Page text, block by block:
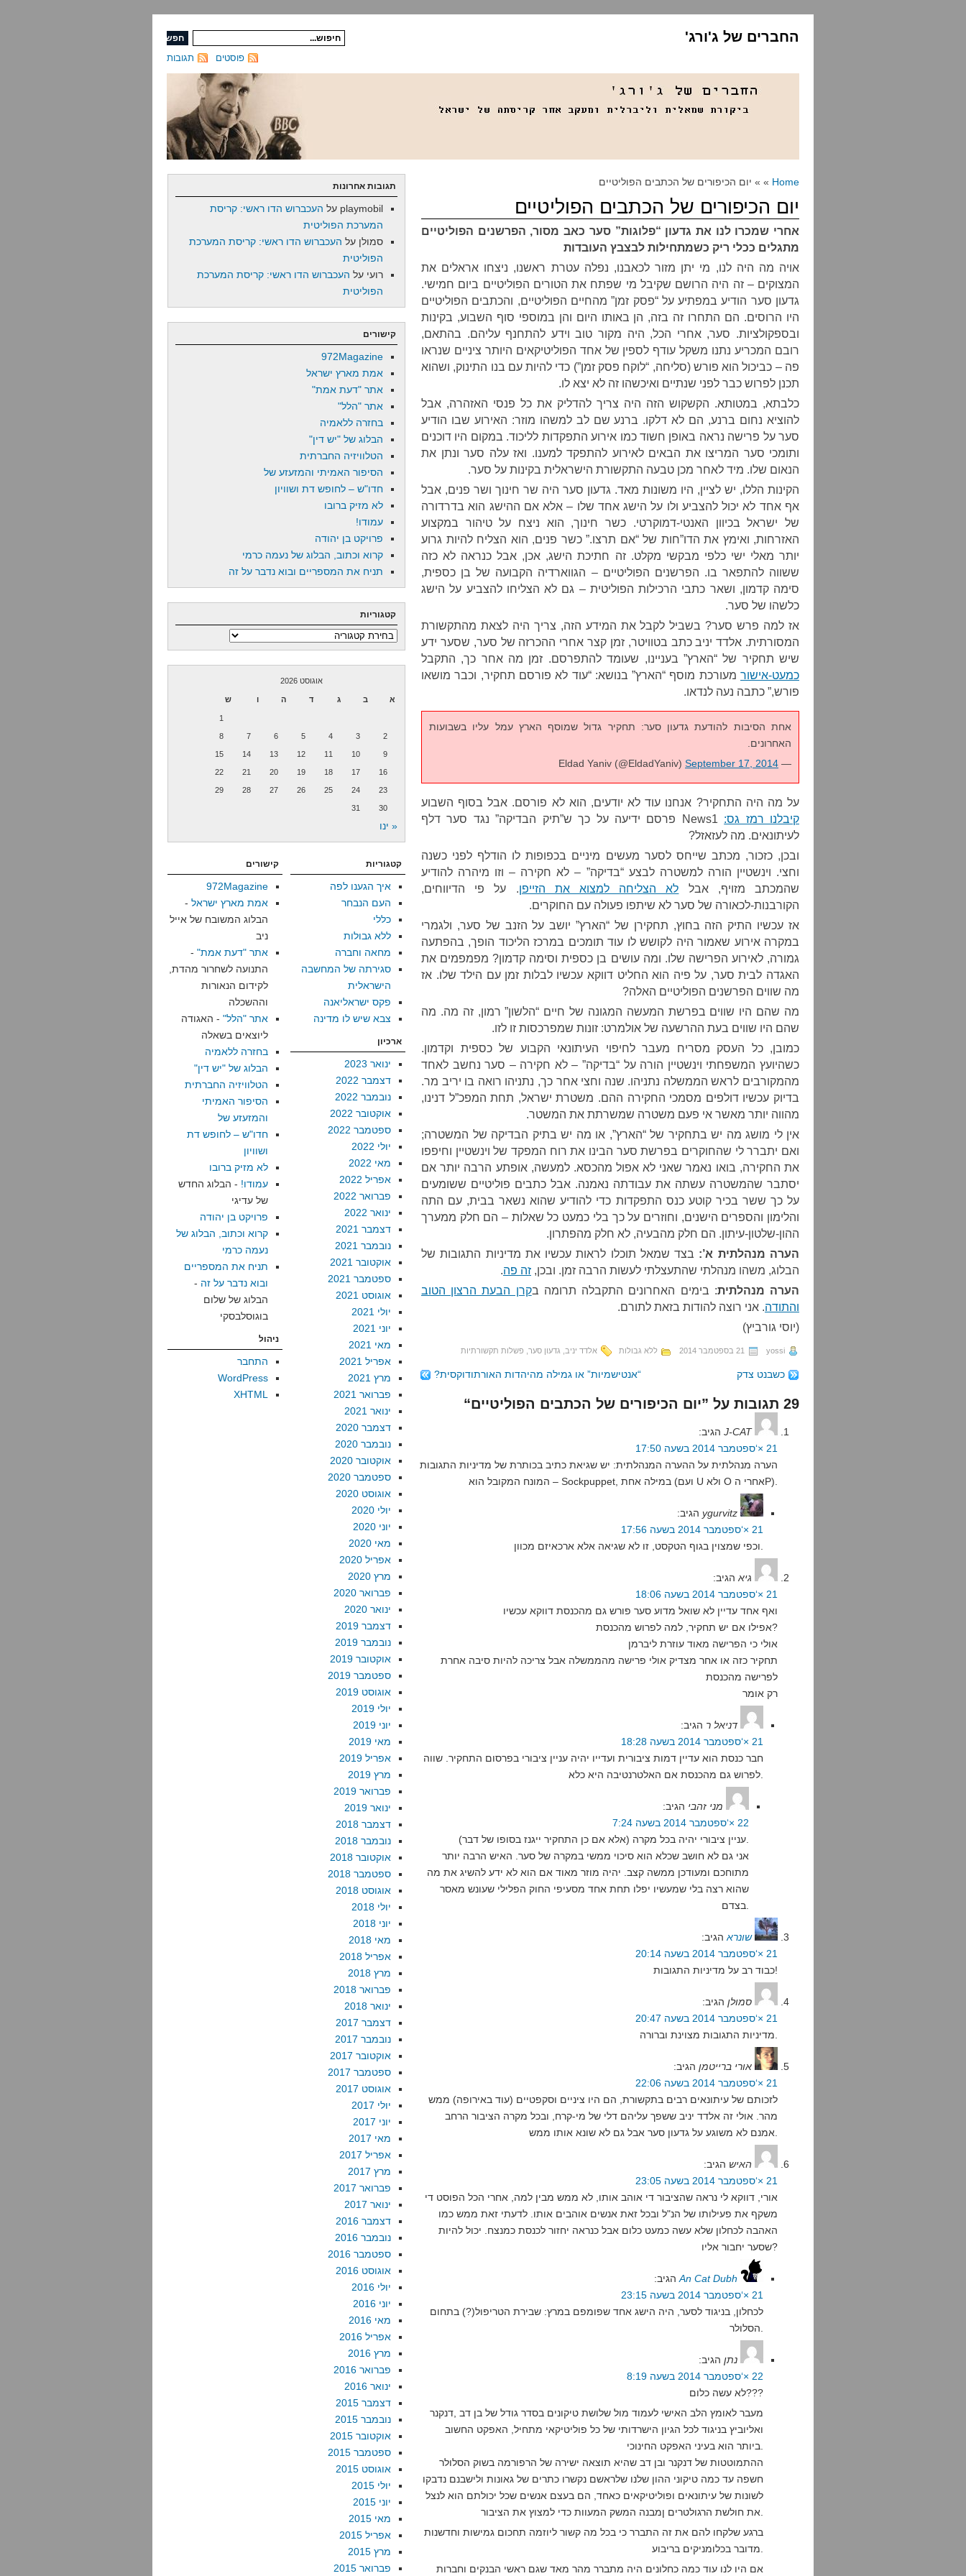
החברים של ג'ורג'
תגובות פוסטים
Home » » יום הכיפורים של הכתבים הפוליטיים
יום הכיפורים של הכתבים הפוליטיים
אחרי שמכרו לנו את גדעון “פלוגות” סער כאב מסור, הפרשנים הפוליטיים
מתגלים ככלי ריק כשמתחילות לבצבץ העובדות
אויה מה היה לנו, מי יתן מזור לכאבנו, נפלה עטרת ראשנו, ניצחו אראלים את
המצוקים – זה היה הרושם שקיבל מי שפתח את הטורים הפוליטיים ביום חמישי.
גדעון סער הודיע במפתיע על “פסק זמן” מהחיים הפוליטיים, והכתבים הפוליטיים
היו הרוסים. הם התחרו זה בזה, הן באותו היום והן במוספי סוף השבוע, בקינות
ובספקולציות. סער, אחרי הכל, היה מקור טוב וידע להתחנף עליהם. בהתאם,
רובם המכריע נתנו משקל עודף לספין של אחד הפוליטיקאים היותר ציניים שנראו
פה – כביכול הוא פורש (סליחה, “לוקח פסק זמן”) כדי להיות עם בנו התינוק, ושהוא
תכנן לפרוש כבר לפני שנתיים ואיכשהו זה לא יצא לו.
כלבתא, במטותא. הקשקוש הזה היה צריך להדליק את כל פנסי האזהרה, אבל
להוציא נחום ברנע, הם לא דלקו. ברנע שם לב למשהו מוזר: האירוע שבו הודיע
סער על פרישה נראה באופן חשוד כמו אירוע התפקדות לליכוד. במקום היו דוכנים
ותומכי סער המריצו את הבאים לאירוע להתפקד למענו. ואז עלה סער ונתן את
הנאום שלו. מיד לאחר מכן טבעה התקשורת הישראלית בקינות על סער.
הקינות הללו, יש לציין, היו משונות מאד. גדעון סער היה שר חינוך ושר פנים, אבל
אף אחד לא יכול להצביע ולו על הישג אחד שלו – אלא אם ההישג הוא בדרדורה
של ישראל בכיוון האנטי-דמוקרטי. כשר חינוך, הוא ניצח על טיהור במקצוע
האזרחות, ואימץ את הדו”חות של “אם תרצו.” כשר פנים, הוא הצליח להיות גרוע
יותר מאלי ישי כלפי מבקשי מקלט. זה חתיכת הישג, אכן, אבל כנראה לא כזה
ששווה להתפאר בו. הפרשנים הפוליטיים – הגווארדיה הקבועה של בן כספית,
סימה קדמון, ושאר כתבי הרכילות הפוליטית – גם לא הצליחו להצביע על הישג
כלשהו של סער.
אז למה פרש סער? בשביל לקבל את המידע הזה, צריך היה לצאת מהתקשורת
המסורתית. אלדד יניב כתב בטוויטר, זמן קצר אחרי ההכרזה של סער, שסער ידע
שיש תחקיר של “הארץ” בעניינו, שעומד להתפרסם. זמן מה אחר כך, התקבל
כמעט-אישור מעורכת מוסף “הארץ” בנושא: “עוד לא פורסם תחקיר, וכבר מושאו
פורש,” כתבה נעה לנדאו.
אחת הסיבות להודעת גדעון סער: תחקיר גדול שמוסף הארץ עמל עליו בשבועות
האחרונים.
— Eldad Yaniv (@EldadYaniv)
September 17, 2014
על מה היה התחקיר? אנחנו עוד לא יודעים, הוא לא פורסם. אבל בסוף השבוע
קיבלנו רמז גס:
News1 פרסם ידיעה על כך ש”תיק הבדיקה” נגד סער דלף
לעיתונאים. מה לעזאזל?
ובכן, כזכור, מכתב שייחס לסער מעשים מיניים בכפופות לו הודלף לפני כשנה
וחצי. וינשטיין הורה למשטרה לבצע “בדיקה” – לא חקירה – וזו מיהרה להודיע
שהמכתב מזויף, אבל לא הצליחה למצוא את הזייפן. על פי הדיווחים,
הקורבנות-לכאורה של סער לא שיתפו פעולה עם החוקרים.
אז עכשיו התיק הזה בחוץ, תחקירן של “הארץ” יושב על הזנב של סער, ולגמרי
במקרה אירוע שאמור היה לקושש לו עוד תומכים במרכז הליכוד הופך, בהפתעה
גמורה, לאירוע הפרישה שלו. ומה עושים בן כספית וסימה קדמון? מפמפמים את
האגדה לבית סער, על פיה הוא החליט דווקא עכשיו לבלות זמן עם הילד שלו. אז
מה שווים הפרשנים הפוליטיים האלה?
מה שהם היו שווים בפרשת המעשה המגונה של חיים “הלשון” רמון, זה מה. מה
שהם היו שווים בעת ההרשעה של אולמרט: זונות שמפרכסות זו לזו.
כמובן, כל העסק מסריח מעבר לחיפוי העיתונאי הקבוע של כספית וקדמון.
כשהיועץ המשפחתי וינשטיין הורה על “בדיקה” – לא חקירה – סער נחשב לאחד
מהמקורבים לראש הממשלה נתניהו. שנה וחצי אחר כך, נתניהו רואה בו יריב מר.
בדיוק עכשיו דולפים מסמכי החקירה ההם. משטרת ישראל, תחת המפכ”ל דנינו,
מהווה יותר מאשר אי פעם משטרה שמשרתת את המשטר.
אין לי מושג מה יש בתחקיר של “הארץ”, או מה יש בתיק הבדיקה של המשטרה;
ואם יתברר לי שהחוקרים בפרשת סער הבינו את רוח המפקד של וינשטיין וחיפפו
את החקירה, בואו נאמר שאני לא אפול מהכסא. למעשה, אופתע הרבה יותר אם
יסתבר שהמשטרה עשתה את עבודתה נאמנה. אבל כתבים פוליטיים ששומעים
על כך ששר בכיר קוטע כנס התפקדות כדי להודיע שהוא נשאר בבית, עם התה
והלימון והספרים הישנים, וחוזרים על כך בלי כמעט כל שאלות – הם חלק ממערך
ההון-שלטון-עיתון. הם חלק מהבעיה, לא חלק מהפתרון.
הערה מנהלתית א’: בצד שמאל תוכלו לראות עכשיו את מדיניות התגובות של
הבלוג, משהו מנהלתי שהתעצלתי לעשות הרבה זמן. ובכן, זה פה.
הערה מנהלתית: בימים האחרונים התקבלה תרומה בקרן הבעת הרצון הטוב
והתודה. אני רוצה להודות בזאת לתורם.
(יוסי גורביץ)
yossi 21 בספטמבר 2014 ללא גבולות אלדד יניב גדעון סער פשלות תקשורתיות
כשבנט צדק “אנטישמיות” או גמילה מהיהדות האורתודוקסית?
29 תגובות על ”יום הכיפורים של הכתבים הפוליטיים“
J-CAT הגיב:
21 ×‘ספטמבר 2014 בשעה 17:50
הערה מנהלתית על ההערה המנהלתית: יש שגיאת כתיב בכותרת של מדיניות התגובות
– המונח המקובל הוא Sockpuppet, במילה אחת (ועם U ולא O אחרי הP).
ygurvitz הגיב:
21 ×‘ספטמבר 2014 בשעה 17:56
גיא הגיב:
21 ×‘ספטמבר 2014 בשעה 18:06
ואף אחד עדיין לא שואל מדוע סער פורש גם מהכנסת דווקא עכשיו
אפילו אם יש תחקיר, למה לפרוש מהכנסת?
אולי כי הפרישה מאוד עוזרת ליברמן
תחקיר כזה או אחר מצדיק אולי פרישה מהממשלה אבל צריכה להיות סיבה אחרת
לפרישה מהכנסת
רק אומר
דניאל ר הגיב:
21 ×‘ספטמבר 2014 בשעה 18:28
חבר כנסת הוא עדיין דמות ציבורית ועדייו יהיה עניין ציבורי בפרסום התחקיר. שווה
מני זהבי הגיב:
22 ×‘ספטמבר 2014 בשעה 7:24
אני גם לא חושב שכלא הוא סיכוי ממשי במקרה של סער. האיש הרבה יותר
מתוחכם ומעודכן ממשה קצב. יהיה מוזר מאוד אם הוא לא ידע להשיג את מה
שהוא רצה בלי שמעשיו יפלו תחת אחד מסעיפי החוק הפלילי שעונש מאסר
שונרא הגיב:
21 ×‘ספטמבר 2014 בשעה 20:14
כבוד רב על מדיניות התגובות!
סמולן הגיב:
21 ×‘ספטמבר 2014 בשעה 20:47
אורי ברייטמן הגיב:
21 ×‘ספטמבר 2014 בשעה 22:06
לזכותם של עיתונאים רבים בתקשורת, הם היו ציניים וסקפטיים (עוד באירופה) ממש
מהר. אולי זה אלדד יניב ששפך עליהם דלי של מי-קרח, ובכל מקרה הציבור הרחב
האיש הגיב:
21 ×‘ספטמבר 2014 בשעה 23:05
אורי, דווקא לי נראה שהציבור די אוהב אותו, לא ממש מבין למה, אחרי הכל הפוסט די
משקף את פעילותו של הנ"ל ובכל זאת אנשים אוהבים אותו. לדעתי זאת ממש כמו
האהבה לכחלון שלא עשה כמעט כלום אבל כנראה יחזור לכנסת כמנצח. יכול להיות
שסער יחבור אליו?
An Cat Dubh הגיב:
21 ×‘ספטמבר 2014 בשעה 23:15
לכחלון, בניגוד לסער, היה הישג אחד שפומפם במרץ: שבירת הטריפול(?) בתחום
נתן הגיב:
22 ×‘ספטמבר 2014 בשעה 8:19
לא עשה כלום???
מעבר לאומץ הלב האישי לעמוד מול שלושת טיקונים בסדר גודל של בן דב ,דנקנר
ואליוביץ בניגוד לכל הגיון הישרדותי של כל פוליטיקאי מתחיל, האפקט החשוב
ההתמוטטות של דנקנר ובן דב שהיא תוצאה ישירה של הרפורמה בשוק הסלולר
חשפה עד כמה טיקוני ההון שלנו שלראשם נקשרו כתרים של גאונות ולישבנם נדבקו
לשונות של עיתונאים ופוליטיקאים כאחד, הם בעצם אנשים שכל יכולתם הוא לנצל
ברגע שלקחו להם את זה התברר כי בכל מה קשור ליוזמה תחכום גמישות וחדשנות
אם היו לנו עוד כמה כחלונים היה מתברר מהר מאד שגם ראשי הבנקים וחברות
תגובות אחרונות
playmobil על העכברוש הדו ראשי: קריסת
המערכת הפוליטית
סמולן על העכברוש הדו ראשי: קריסת המערכת
הפוליטית
רועי על העכברוש הדו ראשי: קריסת המערכת
הפוליטית
קישורים
972Magazine
אמת מארץ ישראל
אתר "דעת אמת"
אתר "הלל"
בחזרה ללאמיה
הבלוג של "יש דין"
הטלוויזיה החברתית
הסיפור האמיתי והמזעזע של
חדו"ש – לחופש דת ושוויון
לא מזיק ברובו
עמודו!
פרויקט בן יהודה
קרוא וכתוב, הבלוג של נעמה כרמי
תניח את המספריים ובוא נדבר על זה
קטגוריות
קטגוריות
אוגוסט 2026
א ב ג ד ה ו ש
1
2
3
4
5
6
7
8
9
10
11
12
13
14
15
16
17
18
19
20
21
22
23
24
25
26
27
28
29
30
31
« ינו
קטגוריות
איך הגענו לפה
העם הנבחר
כללי
ללא גבולות
מחאה וחברה
סגירתה של המחשבה
הישראלית
פקס ישראליאנה
צבא שיש לו מדינה
ארכיון
ינואר 2023
דצמבר 2022
נובמבר 2022
אוקטובר 2022
ספטמבר 2022
יולי 2022
מאי 2022
אפריל 2022
פברואר 2022
ינואר 2022
דצמבר 2021
נובמבר 2021
אוקטובר 2021
ספטמבר 2021
אוגוסט 2021
יולי 2021
יוני 2021
מאי 2021
אפריל 2021
מרץ 2021
פברואר 2021
ינואר 2021
דצמבר 2020
נובמבר 2020
אוקטובר 2020
ספטמבר 2020
אוגוסט 2020
יולי 2020
יוני 2020
מאי 2020
אפריל 2020
מרץ 2020
פברואר 2020
ינואר 2020
דצמבר 2019
נובמבר 2019
אוקטובר 2019
ספטמבר 2019
אוגוסט 2019
יולי 2019
יוני 2019
מאי 2019
אפריל 2019
מרץ 2019
פברואר 2019
ינואר 2019
דצמבר 2018
נובמבר 2018
אוקטובר 2018
ספטמבר 2018
אוגוסט 2018
יולי 2018
יוני 2018
מאי 2018
אפריל 2018
מרץ 2018
פברואר 2018
ינואר 2018
דצמבר 2017
נובמבר 2017
אוקטובר 2017
ספטמבר 2017
אוגוסט 2017
יולי 2017
יוני 2017
מאי 2017
אפריל 2017
מרץ 2017
פברואר 2017
ינואר 2017
דצמבר 2016
נובמבר 2016
ספטמבר 2016
אוגוסט 2016
יולי 2016
יוני 2016
מאי 2016
אפריל 2016
מרץ 2016
פברואר 2016
ינואר 2016
דצמבר 2015
נובמבר 2015
אוקטובר 2015
ספטמבר 2015
אוגוסט 2015
יולי 2015
יוני 2015
מאי 2015
אפריל 2015
מרץ 2015
פברואר 2015
קישורים
972Magazine
אמת מארץ ישראל -
הבלוג המשובח של אייל
ניב
אתר "דעת אמת" -
התנועה לשחרור מהדת,
לקידום הנאורות
וההשכלה
אתר "הלל" - האגודה
ליוצאים בשאלה
בחזרה ללאמיה
הבלוג של "יש דין"
הטלוויזיה החברתית
הסיפור האמיתי
והמזעזע של
חדו"ש – לחופש דת
ושוויון
לא מזיק ברובו
עמודו! - הבלוג החדש
של עדיגי
פרויקט בן יהודה
קרוא וכתוב, הבלוג של
נעמה כרמי
תניח את המספריים
ובוא נדבר על זה -
הבלוג של שלום
בוגוסלבסקי
ניהול
התחבר
WordPress
XHTML